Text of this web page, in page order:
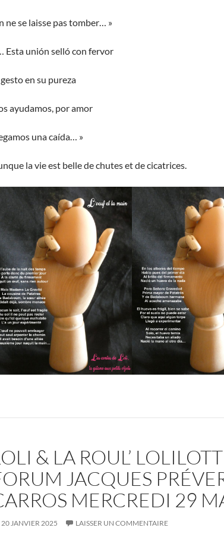
ne se laisse pas tomber… »
Esta unión selló con fervor
en su pureza
ayudamos, por amor
una caída… »
la vie est belle de chutes et de cicatrices.
& LA ROUL’
JACQUES
MERCREDI 29
20 JANVIER 2025 LAISSER UN COMMENTAIRE